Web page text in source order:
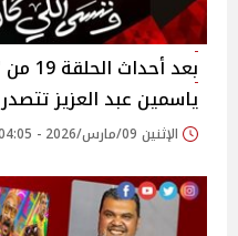
بعد
ياسمين عبد العزيز
الإثنين 09/مارس/2026 - 04:05 م